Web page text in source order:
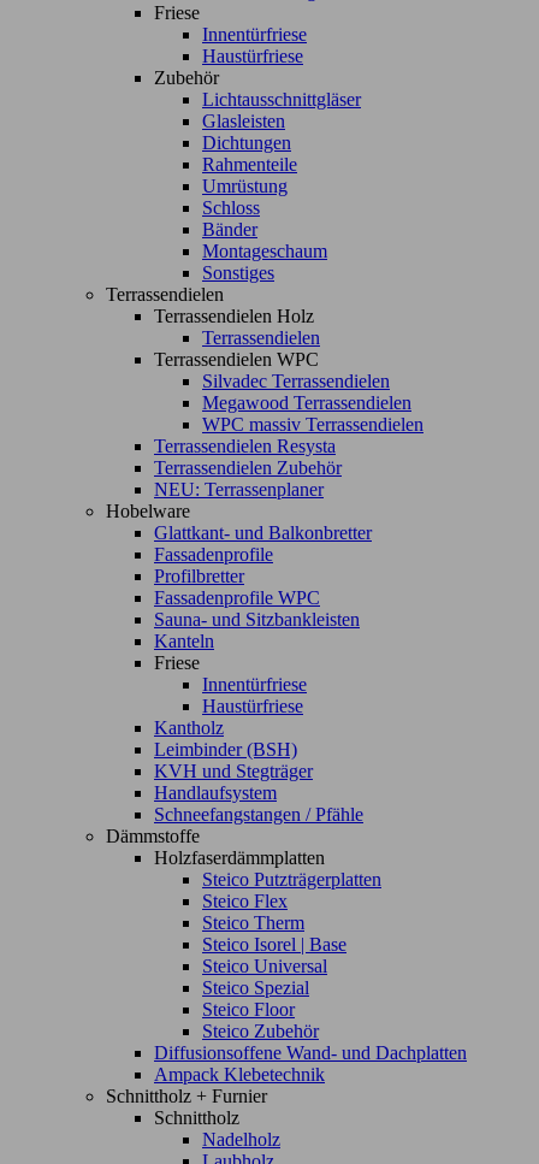
Friese
Innentürfriese
Haustürfriese
Zubehör
Lichtausschnittgläser
Glasleisten
Dichtungen
Rahmenteile
Umrüstung
Schloss
Bänder
Montageschaum
Sonstiges
Terrassendielen
Terrassendielen Holz
Terrassendielen
Terrassendielen WPC
Silvadec Terrassendielen
Megawood Terrassendielen
WPC massiv Terrassendielen
Terrassendielen Resysta
Terrassendielen Zubehör
NEU: Terrassenplaner
Hobelware
Glattkant- und Balkonbretter
Fassadenprofile
Profilbretter
Fassadenprofile WPC
Sauna- und Sitzbankleisten
Kanteln
Friese
Innentürfriese
Haustürfriese
Kantholz
Leimbinder (BSH)
KVH und Stegträger
Handlaufsystem
Schneefangstangen / Pfähle
Dämmstoffe
Holzfaserdämmplatten
Steico Putzträgerplatten
Steico Flex
Steico Therm
Steico Isorel | Base
Steico Universal
Steico Spezial
Steico Floor
Steico Zubehör
Diffusionsoffene Wand- und Dachplatten
Ampack Klebetechnik
Schnittholz + Furnier
Schnittholz
Nadelholz